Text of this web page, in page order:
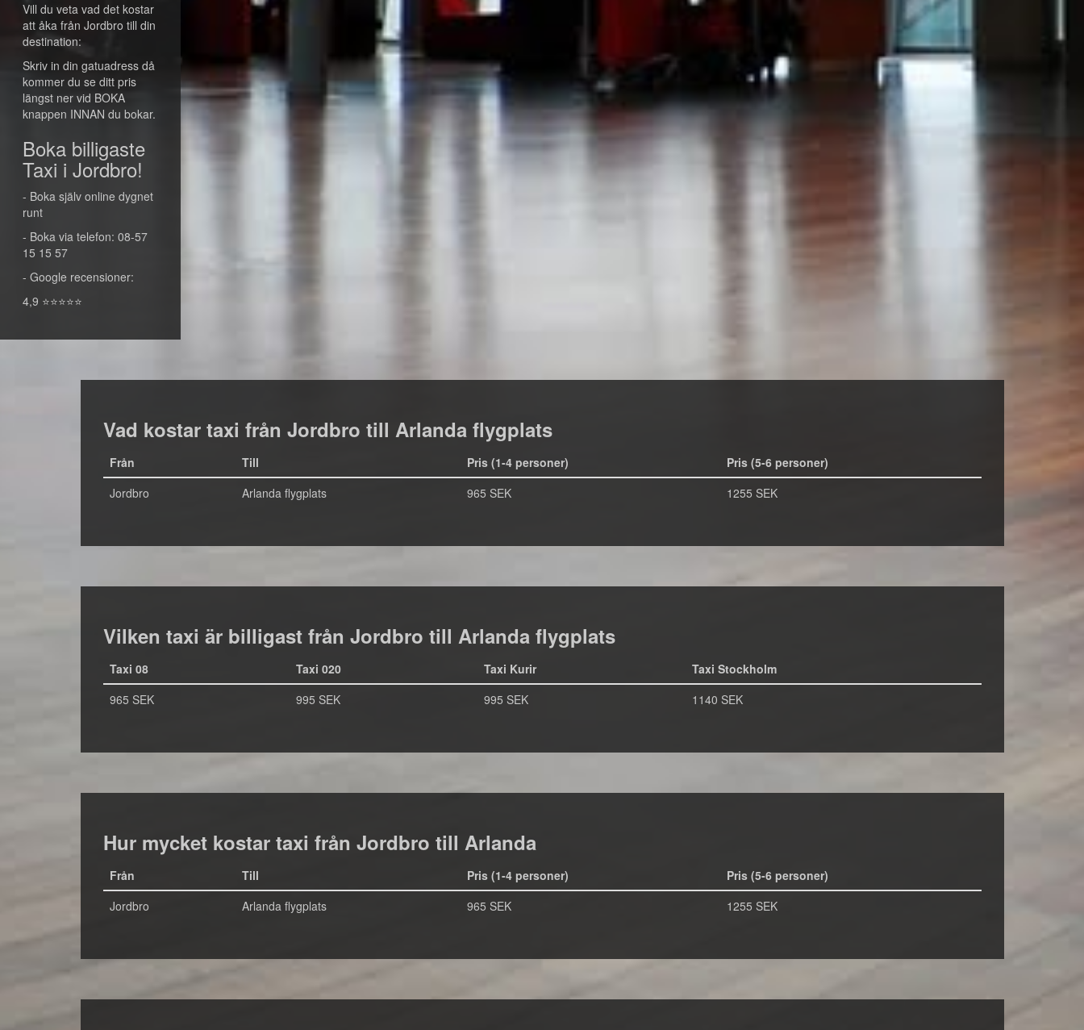
Vill du veta vad det kostar
att åka från Jordbro till din
destination:
Skriv in din gatuadress då
kommer du se ditt pris
längst ner vid BOKA
knappen INNAN du bokar.
Boka billigaste
Taxi i Jordbro!
- Boka själv online dygnet
runt
- Boka via telefon: 08-57
15 15 57
- Google recensioner:
4,9 ⭐⭐⭐⭐⭐
Vad kostar taxi från Jordbro till Arlanda flygplats
Från Till Pris (1-4 personer)
Pris (5-6 personer)
Jordbro
Arlanda flygplats 965 SEK 1255 SEK
Vilken taxi är billigast från Jordbro till Arlanda flygplats
Taxi 08 Taxi 020 Taxi Kurir
Taxi Stockholm
965 SEK
995 SEK 995 SEK 1140 SEK
Hur mycket kostar taxi från Jordbro till Arlanda
Från Till Pris (1-4 personer)
Pris (5-6 personer)
Jordbro
Arlanda flygplats 965 SEK 1255 SEK